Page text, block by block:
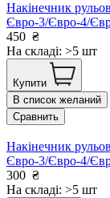
Накінечник
Євро-3/Євро-4/
450 ₴
На складі: >5 шт
Купити
В список желаний
Сравнить
Накінечник
Євро-3/Євро-4/
300 ₴
На складі: >5 шт